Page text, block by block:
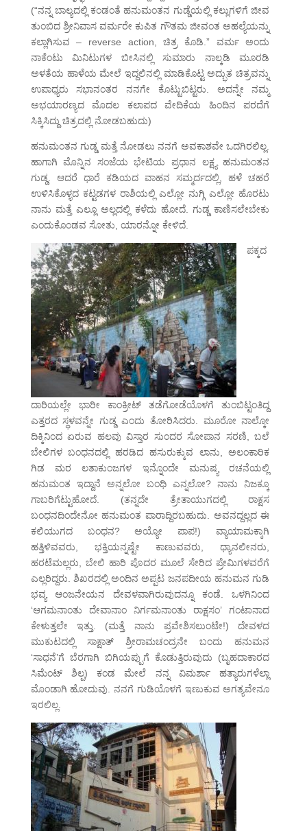
(“ನನ್ನ ಬಾಲ್ಯದಲ್ಲಿ ಕಂಡಂತೆ ಹನುಮಂತನ ಗುಡ್ಡೆಯಲ್ಲಿ ಕಲ್ಲುಗಳಿಗೆ ಜೀವ
ತುಂಬಿದ ಶ್ರೀನಿವಾಸ ವರ್ಮರೇ ಕುಪಿತ ಗೌತಮ ಜೀವಂತ ಅಹಲ್ಯೆಯನ್ನು
ಕಲ್ಲಾಗಿಸುವ – reverse action, ಚಿತ್ರ ಕೊಡಿ.” ವರ್ಮ ಅಂದು
ನಾಕೆಂಟು ಮಿನಿಟುಗಳ ಬೀಸಿನಲ್ಲಿ ಸುಮಾರು ನಾಲ್ಕಡಿ ಮೂರಡಿ
ಅಳತೆಯ ಹಾಳೆಯ ಮೇಲೆ ಇದ್ದಲಿನಲ್ಲಿ ಮಾಡಿಕೊಟ್ಟ ಅದ್ಭುತ ಚಿತ್ರವನ್ನು
ಉಪಾಧ್ಯರು ಸಭಾನಂತರ ನನಗೇ ಕೊಟ್ಟುಬಿಟ್ಟರು. ಅದನ್ನೇ ನಮ್ಮ
ಅಭಯಾರಣ್ಯದ ಮೊದಲ ಕಲಾಪದ ವೇದಿಕೆಯ ಹಿಂದಿನ ಪರದೆಗೆ
ಸಿಕ್ಕಿಸಿದ್ದು ಚಿತ್ರದಲ್ಲಿ ನೋಡಬಹುದು)
ಹನುಮಂತನ ಗುಡ್ಡ ಮತ್ತೆ ನೋಡಲು ನನಗೆ ಅವಕಾಶವೇ ಒದಗಿರಲಿಲ್ಲ.
ಹಾಗಾಗಿ ಮೊನ್ನಿನ ಸಂಜೆಯ ಭೇಟಿಯ ಪ್ರಧಾನ ಲಕ್ಷ್ಯ ಹನುಮಂತನ
ಗುಡ್ಡ. ಆದರೆ ಧಾರೆ ಕಡಿಯದ ವಾಹನ ಸಮ್ಮರ್ದದಲ್ಲಿ, ಹಳೆ ಚಹರೆ
ಉಳಿಸಿಕೊಳ್ಳದ ಕಟ್ಟಡಗಳ ರಾಶಿಯಲ್ಲಿ ಎಲ್ಲೋ ನುಗ್ಗಿ ಎಲ್ಲೋ ಹೊರಟು
ನಾನು ಮತ್ತೆ ಎಲ್ಲೂ ಅಲ್ಲದಲ್ಲಿ ಕಳೆದು ಹೋದೆ. ಗುಡ್ಡ ಕಾಣಿಸಲೇಬೇಕು
ಎಂದುಕೊಂಡವ ಸೋತು, ಯಾರನ್ನೋ ಕೇಳಿದೆ.
ಪಕ್ಕದ
ದಾರಿಯಲ್ಲೇ ಭಾರೀ ಕಾಂಕ್ರೀಟ್ ತಡೆಗೋಡೆಯೊಳಗೆ ತುಂಬಿಟ್ಟಂತಿದ್ದ
ಎತ್ತರದ ಸ್ಥಳವನ್ನೇ ಗುಡ್ಡ ಎಂದು ತೋರಿಸಿದರು. ಮೂರೋ ನಾಲ್ಕೋ
ದಿಕ್ಕಿನಿಂದ ಏರುವ ಹಲವು ವಿಸ್ತಾರ ಸುಂದರ ಸೋಪಾನ ಸರಣಿ, ಬಲೆ
ಬೇಲಿಗಳ ಬಂಧನದಲ್ಲಿ ಹರಡಿದ ಹಸುರುಕ್ಕುವ ಲಾನು, ಅಲಂಕಾರಿಕ
ಗಿಡ ಮರ ಲತಾಕುಂಜಗಳ ಇನ್ನೊಂದೇ ಮನುಷ್ಯ ರಚನೆಯಲ್ಲಿ
ಹನುಮಂತ ಇದ್ದಾನೆ ಅನ್ನಲೋ ಬಂಧಿ ಎನ್ನಲೋ? ನಾನು ನಿಜಕ್ಕೂ
ಗಾಬರಿಗೆಟ್ಟುಹೋದೆ. (ತನ್ನದೇ ತ್ರೇತಾಯುಗದಲ್ಲಿ ರಾಕ್ಷಸ
ಬಂಧನದಿಂದೇನೋ ಹನುಮಂತ ಪಾರಾದ್ದಿರಬಹುದು. ಅವನದ್ದಲ್ಲದ ಈ
ಕಲಿಯುಗದ ಬಂಧನ? ಅಯ್ಯೋ ಪಾಪ!) ವ್ಯಾಯಾಮಕ್ಕಾಗಿ
ಹತ್ತಿಳಿವವರು, ಭಕ್ತಿಯನ್ನಷ್ಟೇ ಕಾಣುವವರು, ಧ್ಯಾನಲೀನರು,
ಹರಟೆಮಲ್ಲರು, ಬೇಲಿ ಹಾರಿ ಪೊದರ ಮೂಲೆ ಸೇರಿದ ಪ್ರೇಮಿಗಳವರೆಗೆ
ಎಲ್ಲರಿದ್ದರು. ಶಿಖರದಲ್ಲಿ ಅಂದಿನ ಅಪ್ಪಟ ಜನಪದೀಯ ಹನುಮನ ಗುಡಿ
ಭವ್ಯ ಆಂಜನೇಯನ ದೇವಳವಾಗಿರುವುದನ್ನೂ ಕಂಡೆ. ಒಳಗಿನಿಂದ
‘ಆಗಮನಾಂತು ದೇವಾನಾಂ ನಿರ್ಗಮನಾಂತು ರಾಕ್ಷಸಂ’ ಗಂಟಾನಾದ
ಕೇಳುತ್ತಲೇ ಇತ್ತು. (ಮತ್ತೆ ನಾನು ಪ್ರವೇಶಿಸಲುಂಟೇ!) ದೇವಳದ
ಮುಕುಟದಲ್ಲಿ ಸಾಕ್ಷಾತ್ ಶ್ರೀರಾಮಚಂದ್ರನೇ ಬಂದು ಹನುಮನ
‘ಸಾಧನೆ’ಗೆ ಬೆರಗಾಗಿ ಬಿಗಿಯಪ್ಪುಗೆ ಕೊಡುತ್ತಿರುವುದು (ಬೃಹದಾಕಾರದ
ಸಿಮೆಂಟ್ ಶಿಲ್ಪ) ಕಂಡ ಮೇಲೆ ನನ್ನ ವಿಮರ್ಶಾ ಹತ್ಯಾರುಗಳೆಲ್ಲಾ
ಮೊಂಡಾಗಿ ಹೋದುವು. ನನಗೆ ಗುಡಿಯೊಳಗೆ ಇಣುಕುವ ಅಗತ್ಯವೇನೂ
ಇರಲಿಲ್ಲ.